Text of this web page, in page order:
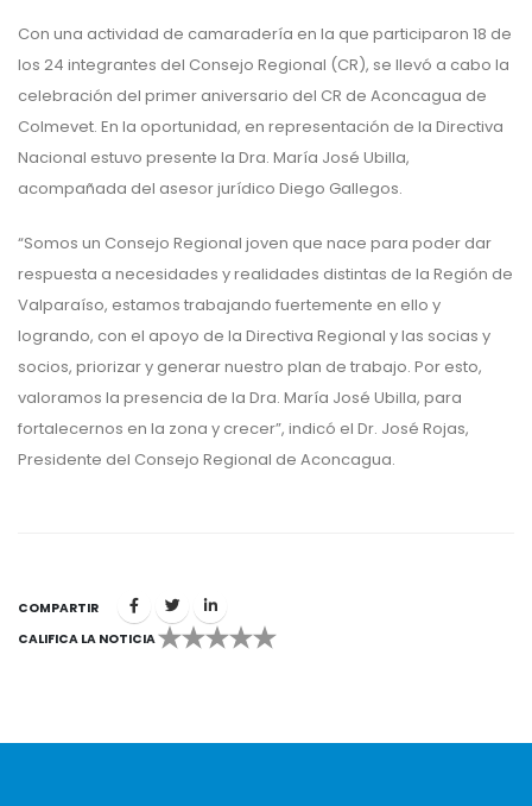
Con una actividad de camaradería en la que participaron 18 de
los 24 integrantes del Consejo Regional (CR), se llevó a cabo la
celebración del primer aniversario del CR de Aconcagua de
Colmevet. En la oportunidad, en representación de la Directiva
Nacional estuvo presente la Dra. María José Ubilla,
acompañada del asesor jurídico Diego Gallegos.
“Somos un Consejo Regional joven que nace para poder dar
respuesta a necesidades y realidades distintas de la Región de
Valparaíso, estamos trabajando fuertemente en ello y
logrando, con el apoyo de la Directiva Regional y las socias y
socios, priorizar y generar nuestro plan de trabajo. Por esto,
valoramos la presencia de la Dra. María José Ubilla, para
fortalecernos en la zona y crecer”, indicó el Dr. José Rojas,
Presidente del Consejo Regional de Aconcagua.
COMPARTIR
CALIFICA LA NOTICIA
1 2 3 4 5